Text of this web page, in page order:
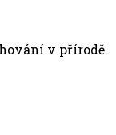
v přírodě.